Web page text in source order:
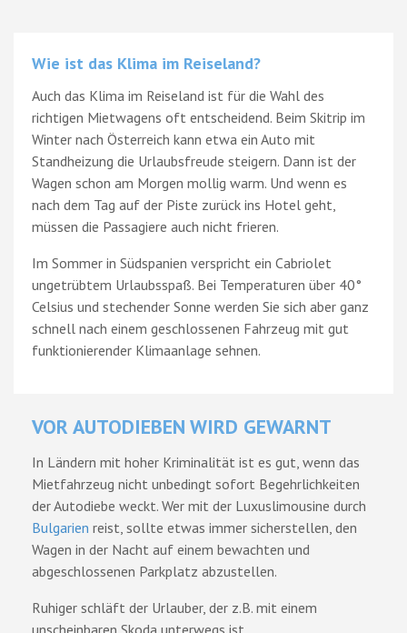
Wie ist das Klima im Reiseland?
Auch das Klima im Reiseland ist für die Wahl des
richtigen Mietwagens oft entscheidend. Beim Skitrip im
Winter nach Österreich kann etwa ein Auto mit
Standheizung die Urlaubsfreude steigern. Dann ist der
Wagen schon am Morgen mollig warm. Und wenn es
nach dem Tag auf der Piste zurück ins Hotel geht,
müssen die Passagiere auch nicht frieren.
Im Sommer in Südspanien verspricht ein Cabriolet
ungetrübtem Urlaubsspaß. Bei Temperaturen über 40°
Celsius und stechender Sonne werden Sie sich aber ganz
schnell nach einem geschlossenen Fahrzeug mit gut
funktionierender Klimaanlage sehnen.
VOR AUTODIEBEN WIRD GEWARNT
In Ländern mit hoher Kriminalität ist es gut, wenn das
Mietfahrzeug nicht unbedingt sofort Begehrlichkeiten
der Autodiebe weckt. Wer mit der Luxuslimousine durch
Bulgarien reist, sollte etwas immer sicherstellen, den
Wagen in der Nacht auf einem bewachten und
abgeschlossenen Parkplatz abzustellen.
Ruhiger schläft der Urlauber, der z.B. mit einem
unscheinbaren Skoda unterwegs ist.